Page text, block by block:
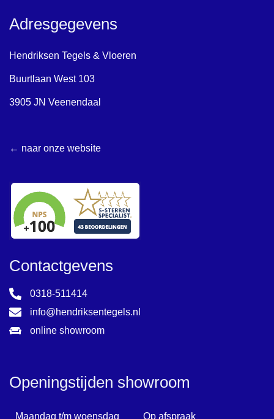
Adresgegevens
Hendriksen Tegels & Vloeren
Buurtlaan West 103
3905 JN Veenendaal
← naar onze website
Contactgevens
0318-511414
info@hendriksentegels.nl
online showroom
Openingstijden showroom
Maandag t/m woensdag Op afspraak